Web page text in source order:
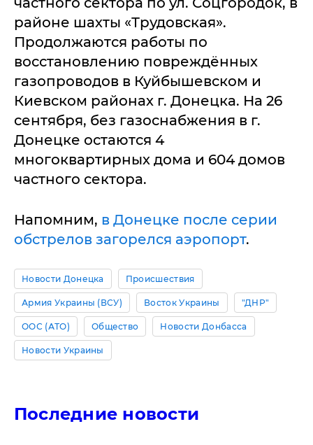
районе шахты «Трудовская».
Продолжаются работы по
восстановлению повреждённых
газопроводов в Куйбышевском и
Киевском районах г. Донецка. На 26
сентября, без газоснабжения в г.
Донецке остаются 4
многоквартирных дома и 604 домов
частного сектора.
Напомним, в Донецке после серии
обстрелов загорелся аэропорт.
Новости Донецка Происшествия
Армия Украины (ВСУ) Восток Украины "ДНР"
ООС (АТО) Общество Новости Донбасса
Новости Украины
Последние новости